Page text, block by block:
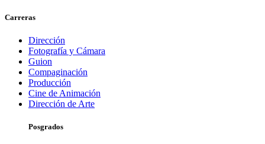
Carreras
Dirección
Fotografía y Cámara
Guion
Compaginación
Producción
Cine de Animación
Dirección de Arte
Posgrados